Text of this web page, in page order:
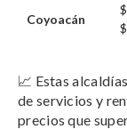
Coyoacán
📈 Estas
de servicios y
precios que